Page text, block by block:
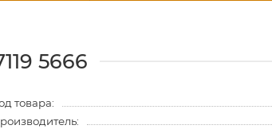
5666
товара: